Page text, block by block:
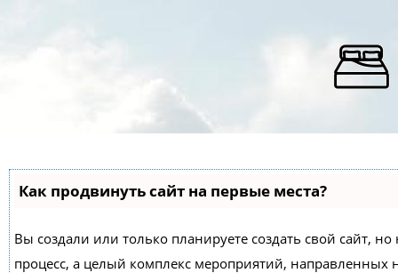
Как продвинуть сайт на первые места?
Вы создали или только планируете создать свой сайт,
процесс, а целый комплекс мероприятий,